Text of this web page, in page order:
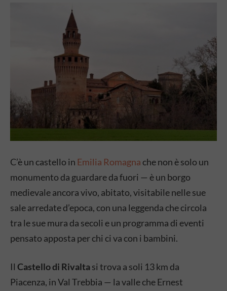
C’è un castello in Emilia Romagna che non è solo un
monumento da guardare da fuori — è un borgo
medievale ancora vivo, abitato, visitabile nelle sue
sale arredate d’epoca, con una leggenda che circola
tra le sue mura da secoli e un programma di eventi
pensato apposta per chi ci va con i bambini.
Il Castello di Rivaltasi trova a soli 13 km da
Piacenza, in Val Trebbia — la valle che Ernest